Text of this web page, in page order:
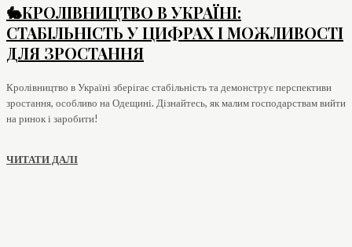
🐇КРОЛІВНИЦТВО В УКРАЇНІ:
СТАБІЛЬНІСТЬ У ЦИФРАХ І МОЖЛИВОСТІ
ДЛЯ ЗРОСТАННЯ
Кролівництво в Україні зберігає стабільність та демонструє перспективи
зростання, особливо на Одещині. Дізнайтесь, як малим господарствам вийти
на ринок і заробити!
ЧИТАТИ ДАЛІ